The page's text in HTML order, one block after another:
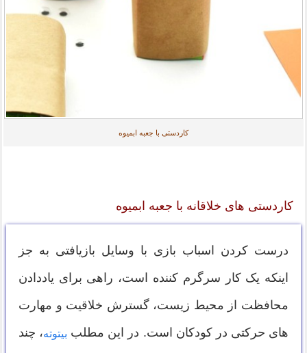
کاردستی با جعبه ابمیوه
کاردستی های خلاقانه با جعبه ابمیوه
درست کردن اسباب بازی با وسایل بازیافتی به جز
اینکه یک کار سرگرم کننده است، راهی برای یاددادن
محافظت از محیط زیست، گسترش خلاقیت و مهارت
های حرکتی در کودکان است. در این مطلب بیتوته، چند